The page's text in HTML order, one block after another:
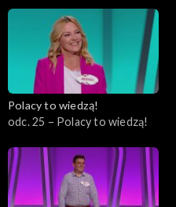
Polacy to wiedzą!
odc. 25 – Polacy to wiedzą!